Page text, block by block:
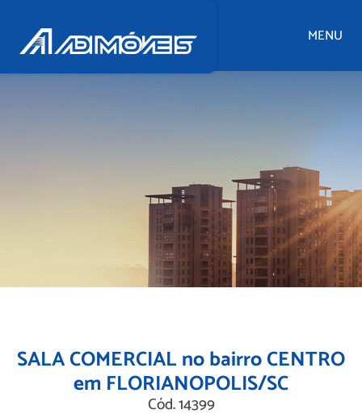
MENU
SALA COMERCIAL no bairro CENTRO
em FLORIANOPOLIS/SC
Cód. 14399